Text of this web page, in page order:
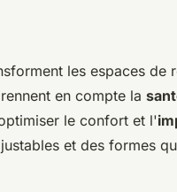
les espaces de
en compte la
le confort et l'
et des formes